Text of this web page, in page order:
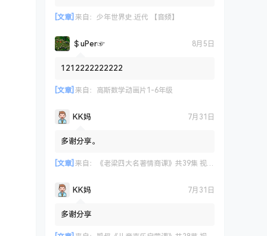
[文章] 来自： 少年世界史.近代 【音频】
＄uΡer☞ 8月5日
1212222222222
[文章] 来自： 高斯数学动画片1-6年级
KK妈 7月31日
多谢分享。
[文章] 来自： 《老梁四大名著情商课》共39集 视频课程
KK妈 7月31日
多谢分享